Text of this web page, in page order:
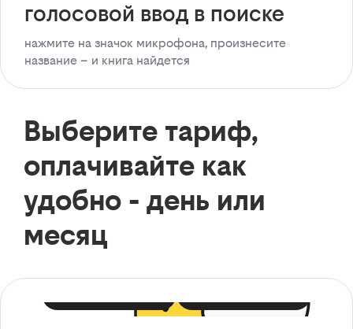
голосовой ввод в поиске
нажмите на значок микрофона, произнесите
название – и книга найдется
Выберите тариф,
оплачивайте как
удобно - день или
месяц